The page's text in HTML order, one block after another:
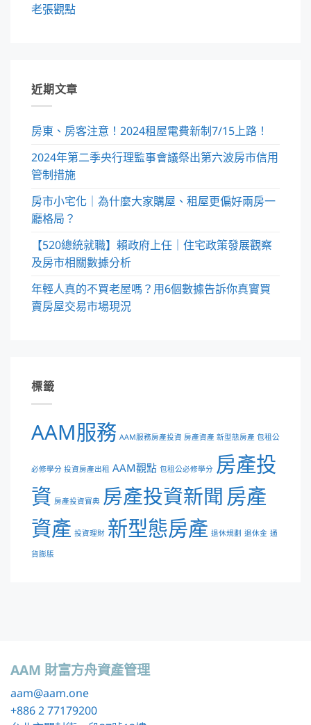
老張觀點
近期文章
房東、房客注意！2024租屋電費新制7/15上路！
2024年第二季央行理監事會議祭出第六波房市信用
管制措施
房市小宅化｜為什麼大家購屋、租屋更偏好兩房一
廳格局？
【520總統就職】賴政府上任｜住宅政策發展觀察
及房市相關數據分析
年輕人真的不買老屋嗎？用6個數據告訴你真實買
賣房屋交易市場現況
標籤
AAM服務 AAM服務房產投資 房產資產 新型態房產 包租公
必修學分 投資房產出租 AAM觀點 包租公必修學分 房產投
資 房產投資寶典 房產投資新聞 房產
資產 投資理財 新型態房產 退休規劃 退休金 通
貨膨脹
AAM 財富方舟資產管理
aam@aam.one
+886 2 77179200